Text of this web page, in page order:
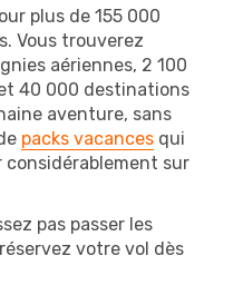
plus de 155 000
Vous trouverez
aériennes, 2 100
40 000 destinations
aventure, sans
packs vacances qui
considérablement sur
pas passer les
votre vol dès